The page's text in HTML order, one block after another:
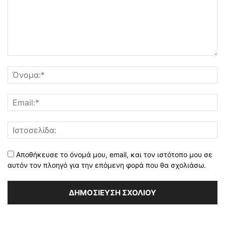
Αποθήκευσε το όνομά μου, email, και τον ιστότοπο μου σε
αυτόν τον πλοηγό για την επόμενη φορά που θα σχολιάσω.